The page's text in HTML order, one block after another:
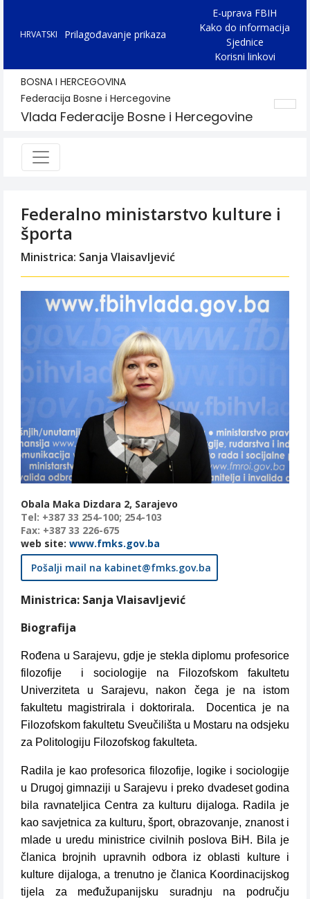
HRVATSKI Prilagođavanje prikaza
E-uprava FBIH
Kako do informacija
Sjednice
Korisni linkovi
BOSNA I HERCEGOVINA
Federacija Bosne i Hercegovine
Vlada Federacije Bosne i Hercegovine
Federalno ministarstvo kulture i
športa
Ministrica: Sanja Vlaisavljević
Obala Maka Dizdara 2, Sarajevo
Tel: +387 33 254-100; 254-103
Fax: +387 33 226-675
web site: www.fmks.gov.ba
Pošalji mail na kabinet@fmks.gov.ba
Ministrica: Sanja Vlaisavljević
Biografija
Rođena u Sarajevu, gdje je stekla diplomu profesorice
filozofije i sociologije na Filozofskom fakultetu
Univerziteta u Sarajevu, nakon čega je na istom
fakultetu magistrirala i doktorirala. Docentica je na
Filozofskom fakultetu Sveučilišta u Mostaru na odsjeku
za Politologiju Filozofskog fakulteta.
Radila je kao profesorica filozofije, logike i sociologije
u Drugoj gimnaziji u Sarajevu i preko dvadeset godina
bila ravnateljica Centra za kulturu dijaloga. Radila je
kao savjetnica za kulturu, šport, obrazovanje, znanost i
mlade u uredu ministrice civilnih poslova BiH. Bila je
članica brojnih upravnih odbora iz oblasti kulture i
kulture dijaloga, a trenutno je članica Koordinacijskog
tijela za međužupanijsku suradnju na području